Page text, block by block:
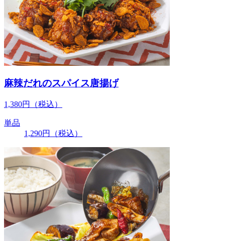
麻辣だれのスパイス唐揚げ
1,380円 （税込）
単品
1,290円 （税込）